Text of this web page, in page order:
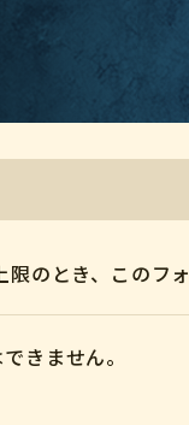
限のとき、このフ
きません。